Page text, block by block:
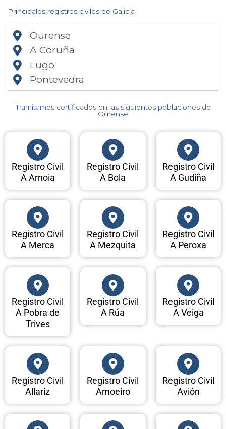
Principales registros civiles de Galicia
Ourense
A Coruña
Lugo
Pontevedra
Tramitamos certificados en las siguientes poblaciones de
Ourense​
Registro Civil
A Arnoia
Registro Civil
A Bola
Registro Civil
A Gudiña
Registro Civil
A Merca
Registro Civil
A Mezquita
Registro Civil
A Peroxa
Registro Civil
A Pobra de
Trives
Registro Civil
A Rúa
Registro Civil
A Veiga
Registro Civil
Allariz
Registro Civil
Amoeiro
Registro Civil
Avión